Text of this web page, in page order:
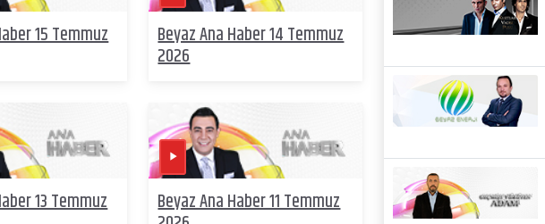
15 Temmuz Beyaz Ana Haber 14 Temmuz
2026
13 Temmuz Beyaz Ana Haber 11 Temmuz